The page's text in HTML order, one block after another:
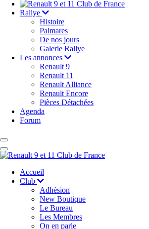
Rallye
Histoire
Palmares
De nos jours
Galerie Rallye
Les annonces
Renault 9
Renault 11
Renault Alliance
Renault Encore
Pièces Détachées
Agenda
Forum
Accueil
Club
Adhésion
New Boutique
Le Bureau
Les Membres
On en parle